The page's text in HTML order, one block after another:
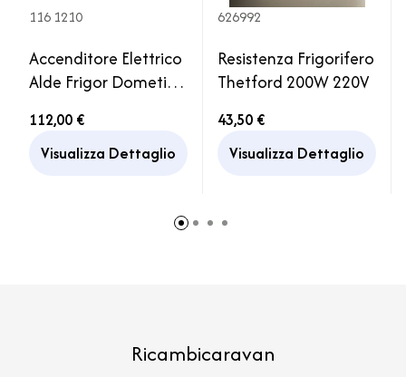
116 1210
Accenditore Elettrico
Alde Frigor Dometic
4401
112,00 €
Visualizza Dettaglio
626992
Resistenza Frigorifero
Thetford 200W 220V
43,50 €
Visualizza Dettaglio
Ricambicaravan